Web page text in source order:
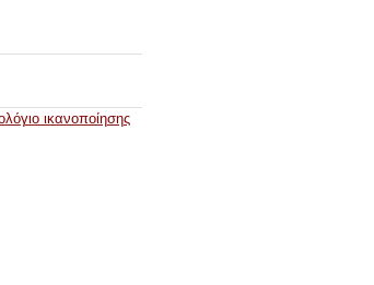
ικανοποίησης